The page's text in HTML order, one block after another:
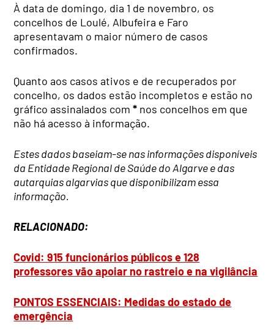
À data de domingo, dia 1 de novembro, os
concelhos de Loulé, Albufeira e Faro
apresentavam o maior número de casos
confirmados.
Quanto aos casos ativos e de recuperados por
concelho, os dados estão incompletos e estão no
gráfico assinalados com* nos concelhos em que
não há acesso à informação.
Estes dados baseiam-se nas informações disponíveis
da Entidade Regional de Saúde do Algarve e das
autarquias algarvias que disponibilizam essa
informação.
RELACIONADO:
Covid: 915 funcionários públicos e 128
professores vão apoiar no rastreio e na vigilância
PONTOS ESSENCIAIS: Medidas do estado de
emergência